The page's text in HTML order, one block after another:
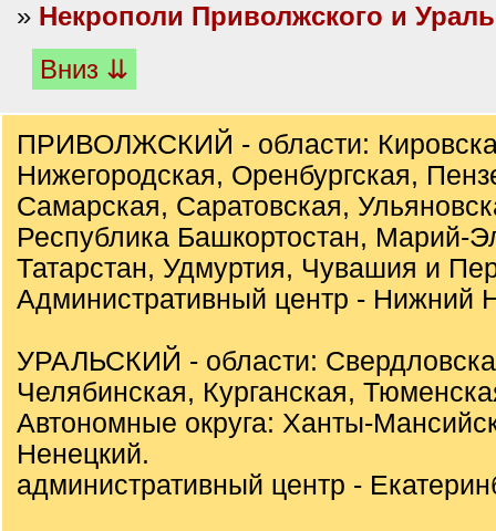
» Некрополи Приволжского и
Вниз ⇊
ПРИВОЛЖСКИЙ - области:
Нижегородская, Оренбургская,
Самарская, Саратовская,
Республика Башкортостан, Марий-
Татарстан, Удмуртия, Чувашия и
Административный центр - Нижний
УРАЛЬСКИЙ - области:
Челябинская, Курганская,
Автономные округа: Ханты-
Ненецкий.
административный центр -